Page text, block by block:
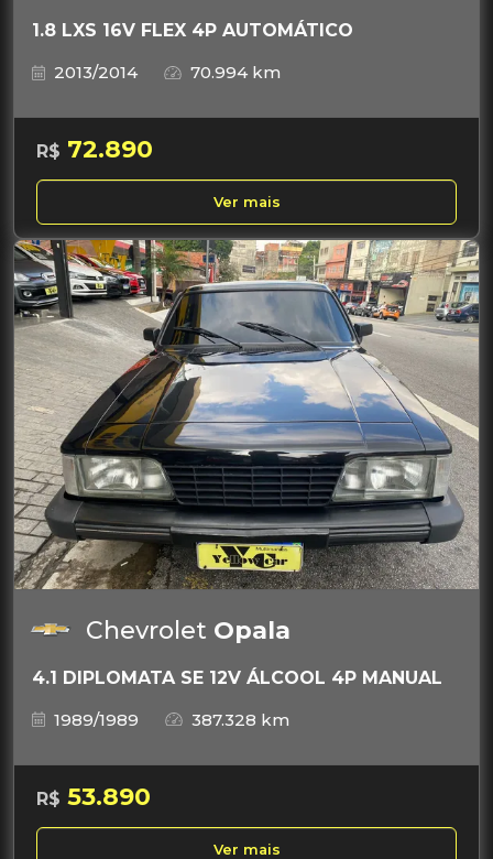
1.8 LXS 16V FLEX 4P AUTOMÁTICO
2013/2014
70.994 km
R$ 72.890
Ver mais
Chevrolet Opala
4.1 DIPLOMATA SE 12V ÁLCOOL 4P MANUAL
1989/1989
387.328 km
R$ 53.890
Ver mais